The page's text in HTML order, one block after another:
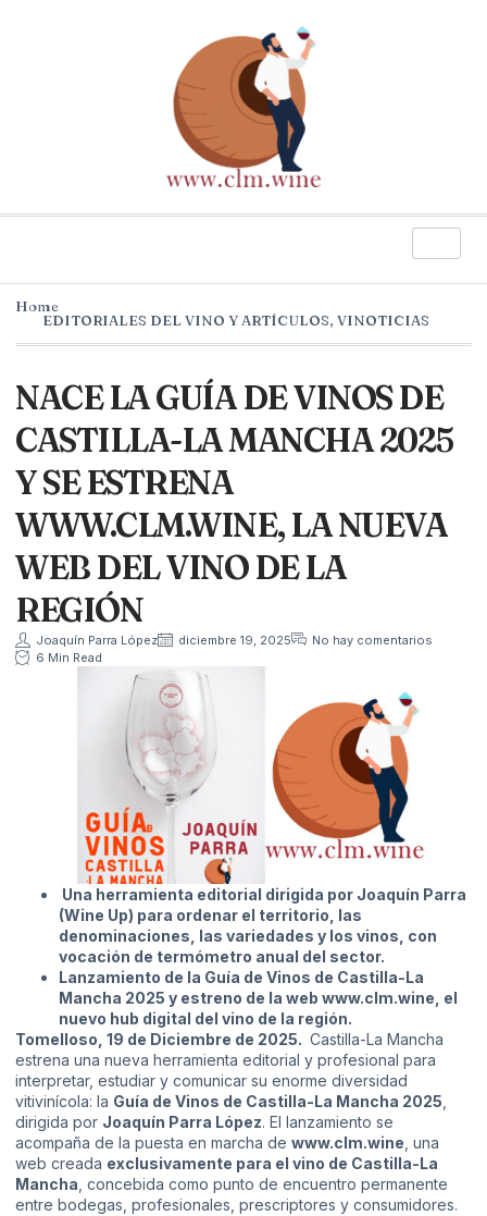
Home
EDITORIALES DEL VINO Y ARTÍCULOS, VINOTICIAS
NACE LA GUÍA DE VINOS DE
CASTILLA-LA MANCHA 2025
Y SE ESTRENA
WWW.CLM.WINE, LA NUEVA
WEB DEL VINO DE LA
REGIÓN
Joaquín Parra López diciembre 19, 2025
No hay comentarios
6 Min Read
Una herramienta editorial dirigida por Joaquín Parra
(Wine Up) para ordenar el territorio, las
denominaciones, las variedades y los vinos, con
vocación de termómetro anual del sector.
Lanzamiento de la Guía de Vinos de Castilla-La
Mancha 2025 y estreno de la web www.clm.wine, el
nuevo hub digital del vino de la región.
Tomelloso, 19 de Diciembre de 2025. Castilla-La Mancha
estrena una nueva herramienta editorial y profesional para
interpretar, estudiar y comunicar su enorme diversidad
vitivinícola: la Guía de Vinos de Castilla-La Mancha 2025
dirigida por Joaquín Parra López. El lanzamiento se
acompaña de la puesta en marcha de www.clm.wine , una
web creada exclusivamente para el vino de Castilla-La
Mancha , concebida como punto de encuentro permanente
entre bodegas, profesionales, prescriptores y consumidores.